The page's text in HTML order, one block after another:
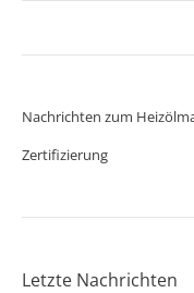
Nachrichten zum
Zertifizierung
Letzte Nachrichten